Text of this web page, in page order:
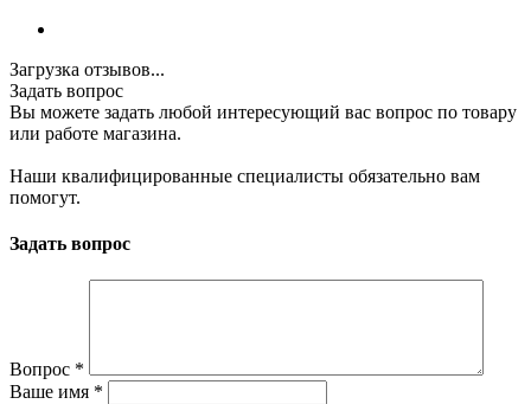
Загрузка отзывов...
Задать вопрос
Вы можете задать любой интересующий вас вопрос по товару
или работе магазина.
Наши квалифицированные специалисты обязательно вам
помогут.
Задать вопрос
Вопрос *
Ваше имя *